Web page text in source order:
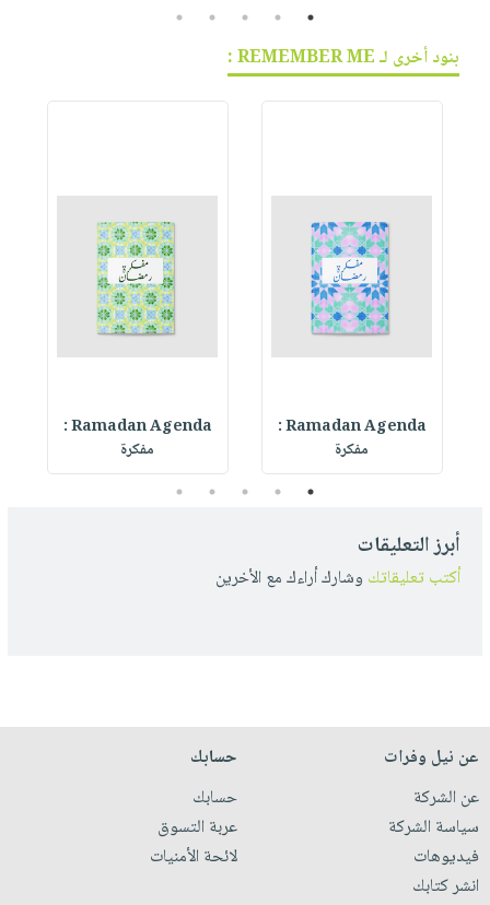
1
2
3
4
5
بنود أخرى لـ REMEMBER ME :
Ramadan Agenda :
مفكرة
Ramadan Agenda :
مفكرة
1
2
3
4
5
أبرز التعليقات
أكتب تعليقاتك وشارك أراءك مع الأخرين
عن نيل وفرات
عن الشركة
سياسة الشركة
فيديوهات
انشر كتابك
حسابك
حسابك
عربة التسوق
لائحة الأمنيات